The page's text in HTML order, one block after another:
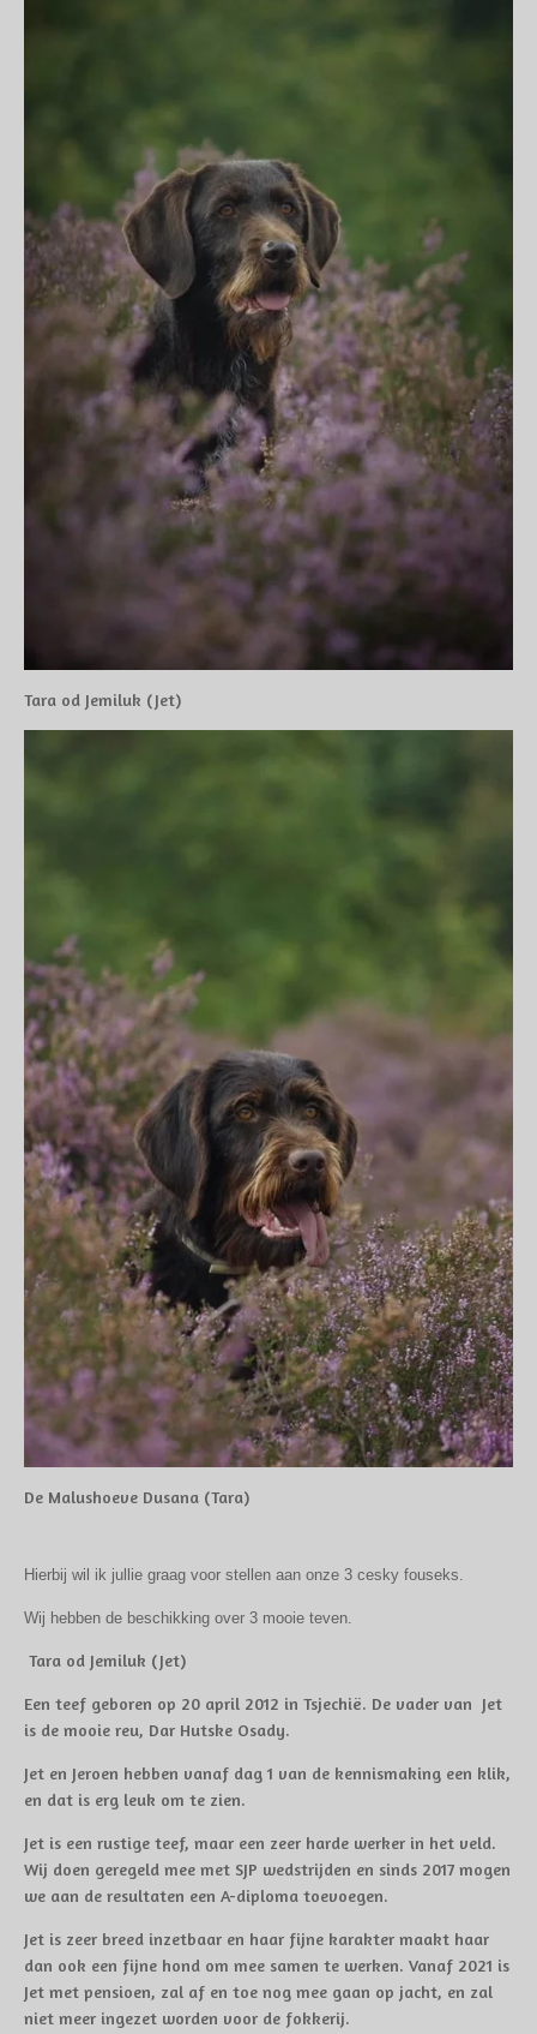
Tara od Jemiluk (Jet)
De Malushoeve Dusana (Tara)
Hierbij wil ik jullie graag voor stellen aan onze 3 cesky fouseks.
Wij hebben de beschikking over 3 mooie teven.
Tara od Jemiluk (Jet)
Een teef geboren op 20 april 2012 in Tsjechië. De vader van Jet
is de mooie reu, Dar Hutske Osady.
Jet en Jeroen hebben vanaf dag 1 van de kennismaking een klik,
en dat is erg leuk om te zien.
Jet is een rustige teef, maar een zeer harde werker in het veld.
Wij doen geregeld mee met SJP wedstrijden en sinds 2017 mogen
we aan de resultaten een A-diploma toevoegen.
Jet is zeer breed inzetbaar en haar fijne karakter maakt haar
dan ook een fijne hond om mee samen te werken. Vanaf 2021 is
Jet met pensioen, zal af en toe nog mee gaan op jacht, en zal
niet meer ingezet worden voor de fokkerij.